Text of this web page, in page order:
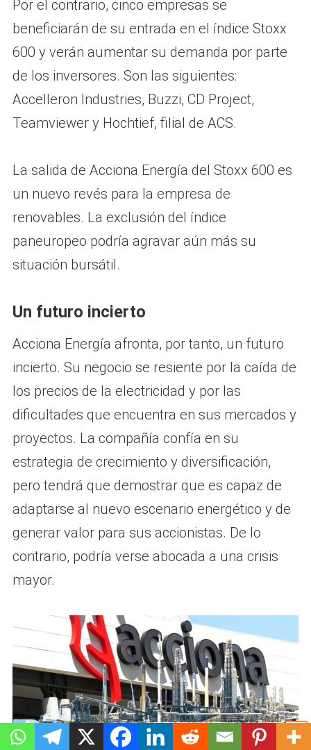
Por el contrario, cinco empresas se
beneficiarán de su entrada en el índice Stoxx
600 y verán aumentar su demanda por parte
de los inversores. Son las siguientes:
Accelleron Industries, Buzzi, CD Project,
Teamviewer y Hochtief, filial de ACS.
La salida de Acciona Energía del Stoxx 600 es
un nuevo revés para la empresa de
renovables. La exclusión del índice
paneuropeo podría agravar aún más su
situación bursátil.
Un futuro incierto
Acciona Energía afronta, por tanto, un futuro
incierto. Su negocio se resiente por la caída de
los precios de la electricidad y por las
dificultades que encuentra en sus mercados y
proyectos. La compañía confía en su
estrategia de crecimiento y diversificación,
pero tendrá que demostrar que es capaz de
adaptarse al nuevo escenario energético y de
generar valor para sus accionistas. De lo
contrario, podría verse abocada a una crisis
mayor.